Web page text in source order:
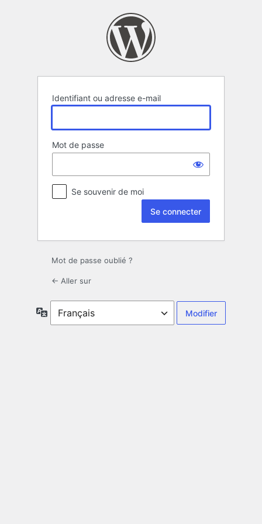
Identifiant ou adresse e-mail
Mot de passe
Se souvenir de moi
Mot de passe oublié ?
← Aller sur
Langue